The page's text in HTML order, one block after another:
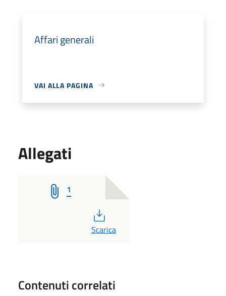
Affari generali
VAI ALLA PAGINA
Allegati
1
PDF
Scarica
Contenuti correlati